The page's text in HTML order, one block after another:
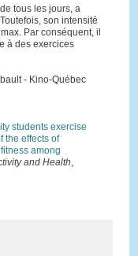
tous les jours, a
son intensité
Par conséquent, il
à des exercices
- Kino-Québec
students exercise
the effects of
among
and Health,